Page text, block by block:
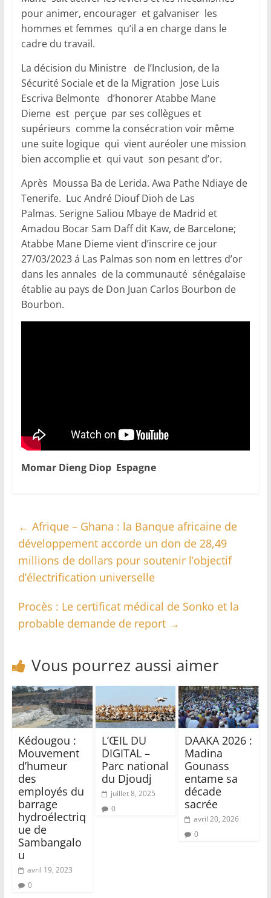
pour animer, encourager et galvaniser les
hommes et femmes qu’il a en charge dans le
cadre du travail.
La décision du Ministre de l’Inclusion, de la
Sécurité Sociale et de la Migration Jose Luis
Escriva Belmonte d’honorer Atabbe Mane
Dieme est perçue par ses collègues et
supérieurs comme la consécration voir même
une suite logique qui vient auréoler une mission
bien accomplie et qui vaut son pesant d’or.
Après Moussa Ba de Lerida. Awa Pathe Ndiaye de
Tenerife. Luc André Diouf Dioh de Las
Palmas. Serigne Saliou Mbaye de Madrid et
Amadou Bocar Sam Daff dit Kaw, de Barcelone;
Atabbe Mane Dieme vient d’inscrire ce jour
27/03/2023 á Las Palmas son nom en lettres d’or
dans les annales de la communauté sénégalaise
établie au pays de Don Juan Carlos Bourbon de
Bourbon.
Momar Dieng Diop Espagne
← Afrique – Ghana : la Banque africaine de
développement accorde un don de 28,49
millions de dollars pour soutenir l’objectif
d’électrification universelle
Procès : Le certificat médical de Sonko et la
probable demande de report →
Vous pourrez aussi aimer
Kédougou :
Mouvement
d’humeur
des
employés du
barrage
hydroélectriq
ue de
Sambangalo
u
avril 19, 2023
0
L’ŒIL DU
DIGITAL –
Parc national
du Djoudj
juillet 8, 2025
0
DAAKA 2026 :
Madina
Gounass
entame sa
décade
sacrée
avril 20, 2026
0